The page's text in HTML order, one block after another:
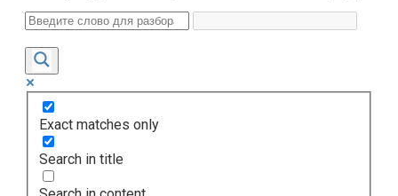
Exact matches only
Search in title